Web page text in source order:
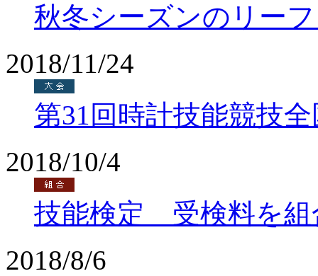
秋冬シーズンのリー
2018/11/24
第31回時計技能競技
2018/10/4
技能検定 受検料を組
2018/8/6